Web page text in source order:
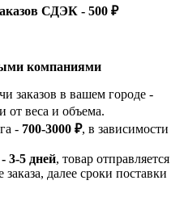
СДЭК - 500 ₽
компаниями
заказов в вашем городе -
от веса и объема.
- 700-3000 ₽, в зависимости
3-5 дней, товар отправляется
далее сроки поставки